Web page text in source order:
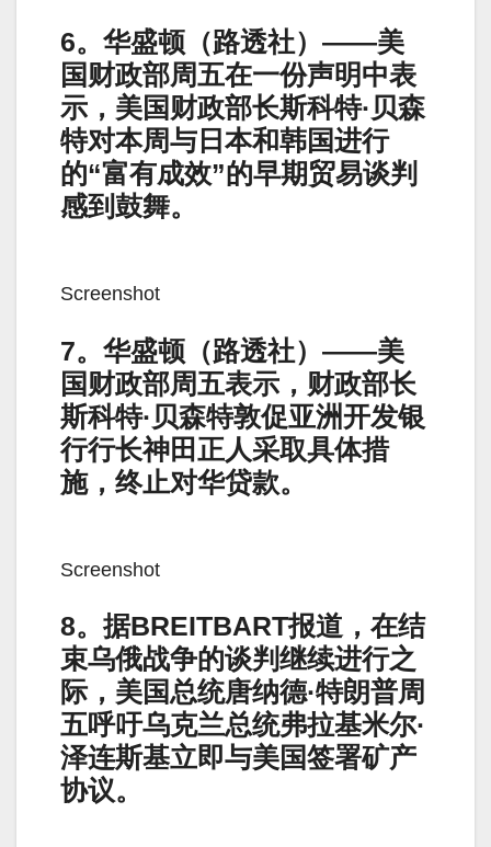
6。华盛顿（路透社）——美
国财政部周五在一份声明中表
示，美国财政部长斯科特·贝森
特对本周与日本和韩国进行
的“富有成效”的早期贸易谈判
感到鼓舞。
Screenshot
7。华盛顿（路透社）——美
国财政部周五表示，财政部长
斯科特·贝森特敦促亚洲开发银
行行长神田正人采取具体措
施，终止对华贷款。
Screenshot
8。据BREITBART报道，在结
束乌俄战争的谈判继续进行之
际，美国总统唐纳德·特朗普周
五呼吁乌克兰总统弗拉基米尔·
泽连斯基立即与美国签署矿产
协议。